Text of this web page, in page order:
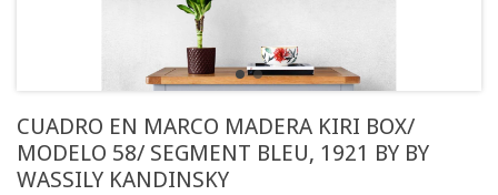
CUADRO EN MARCO MADERA KIRI BOX/
MODELO 58/ SEGMENT BLEU, 1921 BY BY
WASSILY KANDINSKY